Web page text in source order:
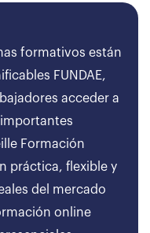
formativos están
FUNDAE,
acceder a
Formación
práctica, flexible y
del mercado
online